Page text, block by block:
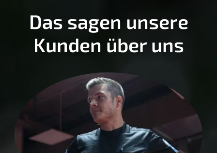
Das sagen unsere
Kunden über uns